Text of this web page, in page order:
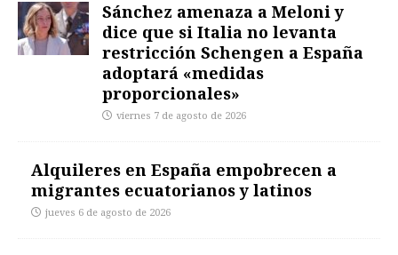
Sánchez amenaza a Meloni y
dice que si Italia no levanta
restricción Schengen a España
adoptará «medidas
proporcionales»
viernes 7 de agosto de 2026
Alquileres en España empobrecen a
migrantes ecuatorianos y latinos
jueves 6 de agosto de 2026